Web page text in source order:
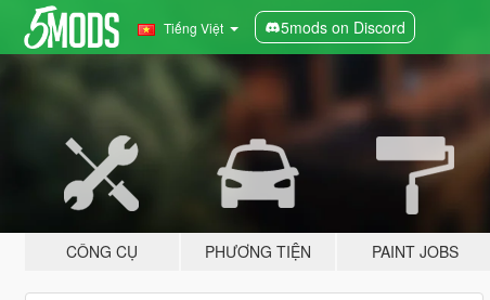
Tiếng Việt 5mods on Discord
CÔNG CỤ PHƯƠNG TIỆN PAINT JOBS